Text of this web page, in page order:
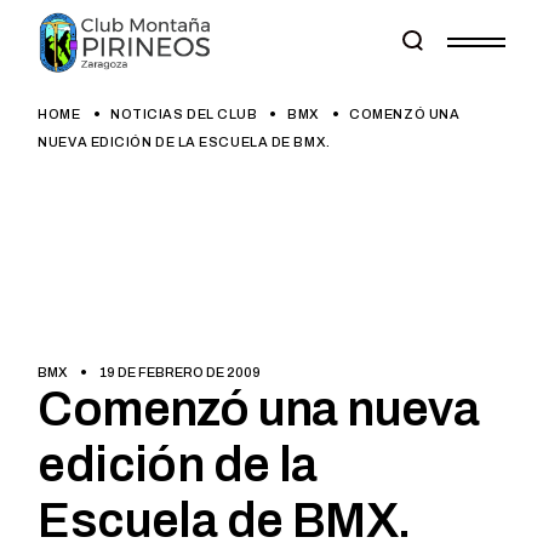
content
HOME NOTICIAS DEL CLUB BMX
COMENZÓ UNA
NUEVA EDICIÓN DE LA ESCUELA DE BMX.
BMX 19 DE FEBRERO DE 2009
Comenzó una nueva
edición de la
Escuela de BMX.